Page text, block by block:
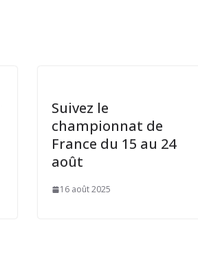
Suivez le
championnat de
France du 15 au 24
août
16 août 2025